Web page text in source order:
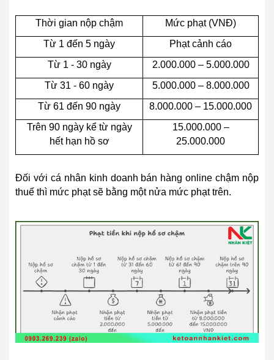
Thời gian nộp chậm
Mức phạt (VNĐ)
Từ 1 đến 5 ngày
Phạt cảnh cáo
Từ 1 - 30 ngày
2.000.000 – 5.000.000
Từ 31 - 60 ngày
5.000.000 – 8.000.000
Từ 61 đến 90 ngày
8.000.000 – 15.000.000
Trên 90 ngày kể từ ngày
hết hạn hồ sơ
15.000.000 –
25.000.000
Đối với cá nhân kinh doanh bán hàng online chậm nộp
thuế thì mức phạt sẽ bằng một nửa mức phạt trên.